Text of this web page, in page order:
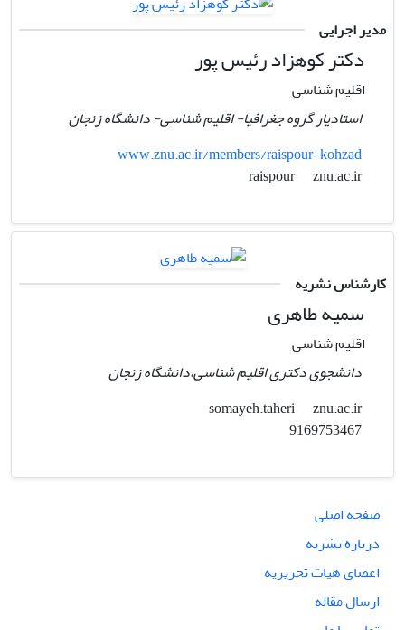
مدیر اجرایی
دکتر کوهزاد رئیس پور
اقلیم شناسی
استادیار گروه جغرافیا- اقلیم شناسی- دانشگاه زنجان
www.znu.ac.ir/members/raispour-kohzad
raispour
znu.ac.ir
کارشناس نشریه
سمیه طاهری
اقلیم شناسی
دانشجوی دکتری اقلیم شناسی،دانشگاه زنجان
somayeh.taheri
znu.ac.ir
صفحه اصلی
درباره نشریه
اعضای هیات تحریریه
ارسال مقاله